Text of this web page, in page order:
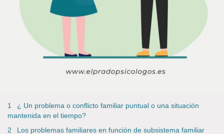
¿ Un problema o conflicto familiar puntual o una situación
mantenida en el tiempo?
Los problemas familiares en función de subsistema familiar